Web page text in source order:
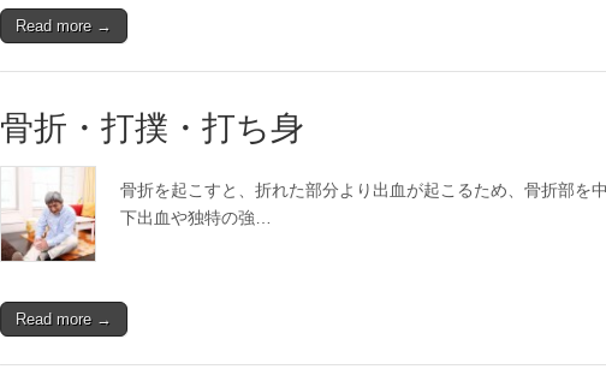
Read more →
骨折・打撲・打ち身
骨折を起こすと、折れた部分より出血が起こるため、骨折部を
下出血や独特の強…
Read more →